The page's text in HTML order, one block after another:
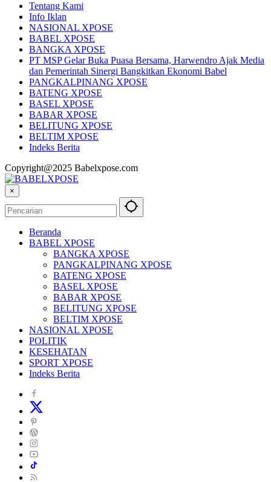
Tentang Kami
Info Iklan
NASIONAL XPOSE
BABEL XPOSE
BANGKA XPOSE
PT MSP Gelar Buka Puasa Bersama, Harwendro Ajak Media
dan Pemerintah Sinergi Bangkitkan Ekonomi Babel
PANGKALPINANG XPOSE
BATENG XPOSE
BASEL XPOSE
BABAR XPOSE
BELITUNG XPOSE
BELTIM XPOSE
Indeks Berita
Copyright@2025 Babelxpose.com
×
Beranda
BABEL XPOSE
BANGKA XPOSE
PANGKALPINANG XPOSE
BATENG XPOSE
BASEL XPOSE
BABAR XPOSE
BELITUNG XPOSE
BELTIM XPOSE
NASIONAL XPOSE
POLITIK
KESEHATAN
SPORT XPOSE
Indeks Berita